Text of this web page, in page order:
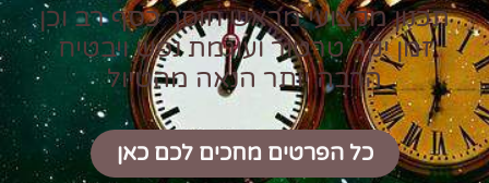
תכנון מקצועי מראש חוסך כסף רב וכן
זמן יקר טרטור ועוגמת נפש ויבטיח
הרבה יותר הנאה מהטיול
כל הפרטים מחכים לכם כאן